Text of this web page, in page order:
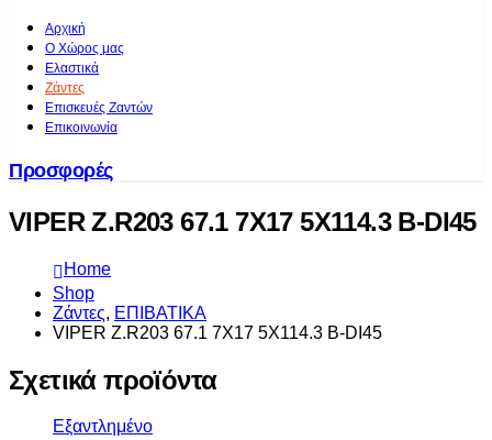
Αρχική
Ο Χώρος μας
Ελαστικά
Ζάντες
Επισκευές Ζαντών
Επικοινωνία
Προσφορές
VIPER Z.R203 67.1 7X17 5X114.3 B-DI45
Home
Shop
Ζάντες, ΕΠΙΒΑΤΙΚΑ
VIPER Z.R203 67.1 7X17 5X114.3 B-DI45
Σχετικά προϊόντα
Εξαντλημένο